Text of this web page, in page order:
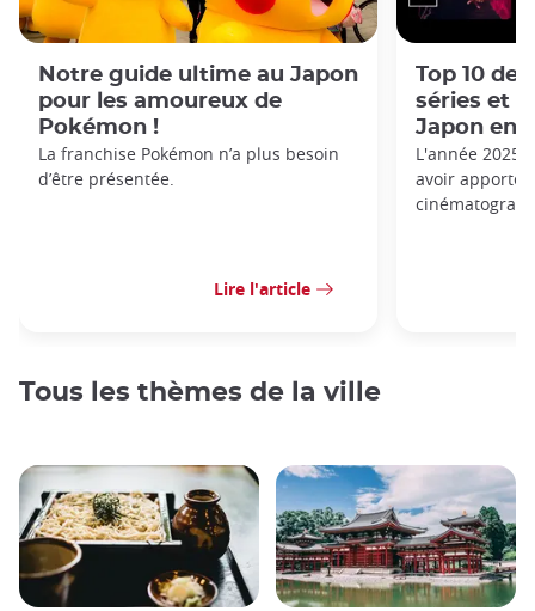
Notre guide ultime au Japon
pour les amoureux de
Pokémon !
La franchise Pokémon n’a plus besoin
d’être présentée.
Lire l'article
Top 10
séries et
Japon en
L'année 2025
avoir apporté
Tous les thèmes de la ville